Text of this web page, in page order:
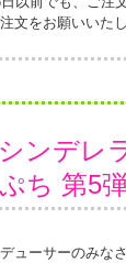
文をお願いいたし
シンデ
ち 第5
ューサーのみな